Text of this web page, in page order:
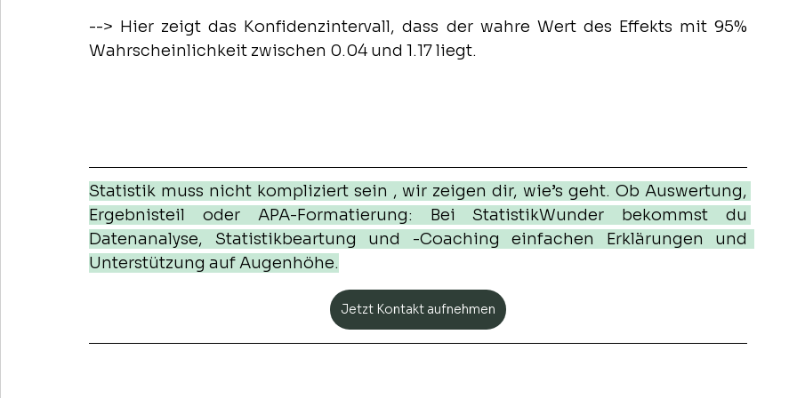
--> Hier zeigt das Konfidenzintervall, dass der wahre Wert des Effekts mit 95%
Wahrscheinlichkeit zwischen 0.04 und 1.17 liegt.
Statistik muss nicht kompliziert sein , wir zeigen dir, wie’s geht. Ob Auswertung,
Ergebnisteil oder APA-Formatierung: Bei StatistikWunder bekommst du
Datenanalyse, Statistikbeartung und -Coaching einfachen Erklärungen und
Unterstützung auf Augenhöhe.
Jetzt Kontakt aufnehmen